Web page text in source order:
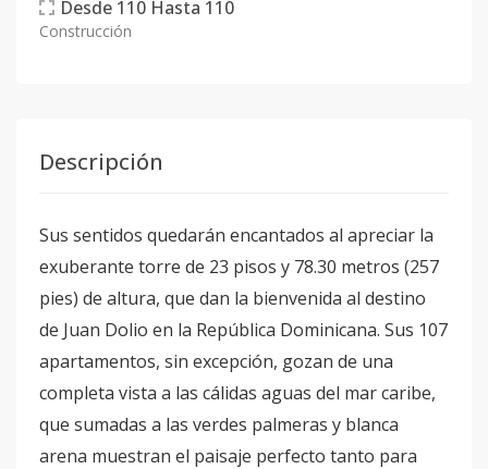
Desde 110 Hasta 110
Construcción
Descripción
Sus sentidos quedarán encantados al apreciar la
exuberante torre de 23 pisos y 78.30 metros (257
pies) de altura, que dan la bienvenida al destino
de Juan Dolio en la República Dominicana. Sus 107
apartamentos, sin excepción, gozan de una
completa vista a las cálidas aguas del mar caribe,
que sumadas a las verdes palmeras y blanca
arena muestran el paisaje perfecto tanto para